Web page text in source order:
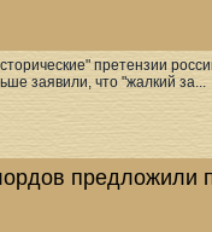
претензии
заявили, что "жалкий за...
предложили